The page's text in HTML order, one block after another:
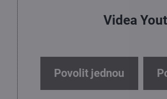
Videa
Povolit jednou